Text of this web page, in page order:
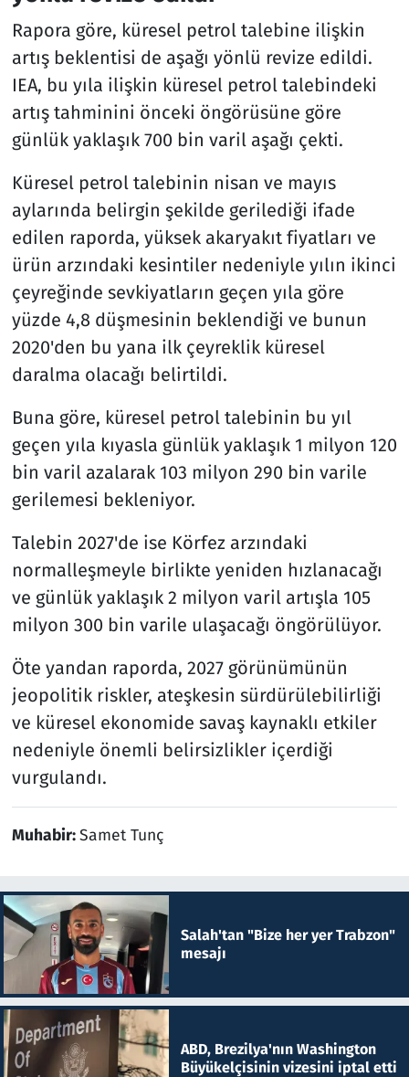
Rapora göre, küresel petrol talebine ilişkin
artış beklentisi de aşağı yönlü revize edildi.
IEA, bu yıla ilişkin küresel petrol talebindeki
artış tahminini önceki öngörüsüne göre
günlük yaklaşık 700 bin varil aşağı çekti.
Küresel petrol talebinin nisan ve mayıs
aylarında belirgin şekilde gerilediği ifade
edilen raporda, yüksek akaryakıt fiyatları ve
ürün arzındaki kesintiler nedeniyle yılın ikinci
çeyreğinde sevkiyatların geçen yıla göre
yüzde 4,8 düşmesinin beklendiği ve bunun
2020'den bu yana ilk çeyreklik küresel
daralma olacağı belirtildi.
Buna göre, küresel petrol talebinin bu yıl
geçen yıla kıyasla günlük yaklaşık 1 milyon 120
bin varil azalarak 103 milyon 290 bin varile
gerilemesi bekleniyor.
Talebin 2027'de ise Körfez arzındaki
normalleşmeyle birlikte yeniden hızlanacağı
ve günlük yaklaşık 2 milyon varil artışla 105
milyon 300 bin varile ulaşacağı öngörülüyor.
Öte yandan raporda, 2027 görünümünün
jeopolitik riskler, ateşkesin sürdürülebilirliği
ve küresel ekonomide savaş kaynaklı etkiler
nedeniyle önemli belirsizlikler içerdiği
vurgulandı.
Muhabir:Samet Tunç
Salah'tan "Bize her yer Trabzon"
mesajı
ABD, Brezilya'nın Washington
Büyükelçisinin vizesini iptal etti